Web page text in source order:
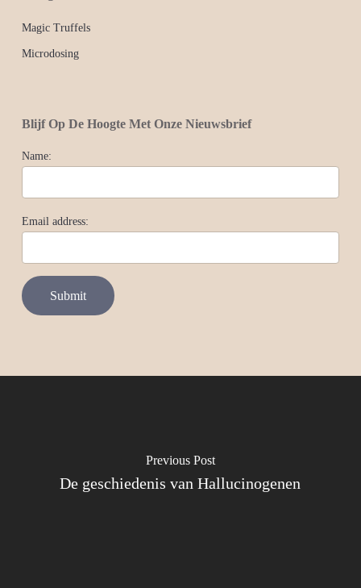
Magic Truffels
Microdosing
Blijf Op De Hoogte Met Onze Nieuwsbrief
Name:
Email address:
Previous Post
De geschiedenis van Hallucinogenen